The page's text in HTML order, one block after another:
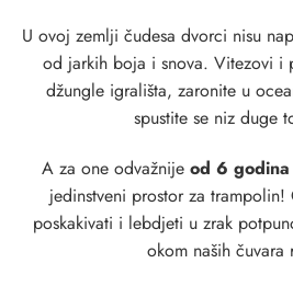
U ovoj zemlji čudesa dvorci nisu
od jarkih boja i snova. Vitezovi i
džungle igrališta, zaronite u
spustite se niz duge
A za one odvažnije od 6 godina
jedinstveni prostor za
poskakivati ​​i lebdjeti u zrak
okom naših čuvara